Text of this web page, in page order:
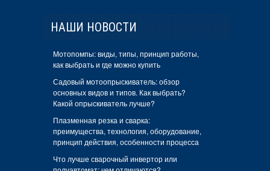
НАШИ НОВОСТИ
Мотопомпы: виды, типы, принцип работы,
как выбрать и где можно купить
Садовый мотоопрыскиватель: обзор
основных видов и типов. Как выбрать?
Какой опрыскиватель лучше?
Плазменная резка и сварка:
преимущества, технология, оборудование,
принцип действия, особенности процесса
Что лучше сварочный инвертор или